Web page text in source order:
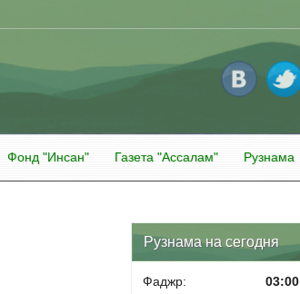
Фонд "Инсан" Газета "Ассалам" Рузнама
Рузнама на сегодня
Фаджр:
03:00